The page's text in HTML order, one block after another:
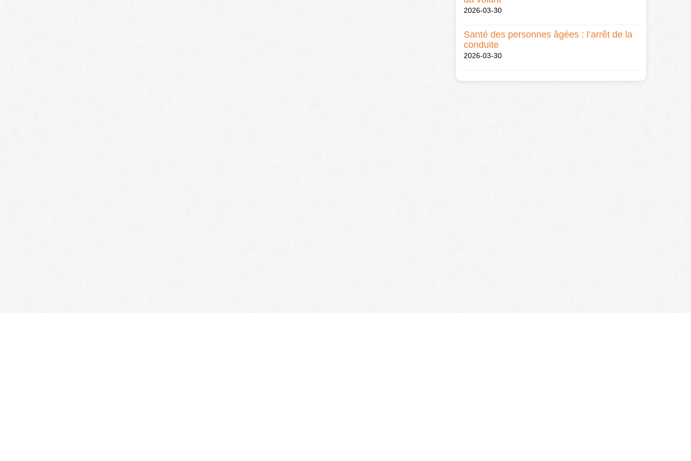
2026-03-30
Santé des personnes âgées : l’arrêt de la
conduite
2026-03-30